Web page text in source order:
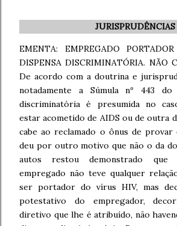
JURISPRUDÊNCIAS
EMENTA: EMPREGADO
DISPENSA DISCRIMINATÓRIA. NÃO
De acordo com a doutrina e
notadamente a Súmula nº 443 do
discriminatória é presumida no
estar acometido de AIDS ou de outra
cabe ao reclamado o ônus de provar
deu por outro motivo que não o da
autos restou demonstrado que
empregado não teve qualquer
ser portador do vírus HIV, mas
potestativo do empregador,
diretivo que lhe é atribuído, não